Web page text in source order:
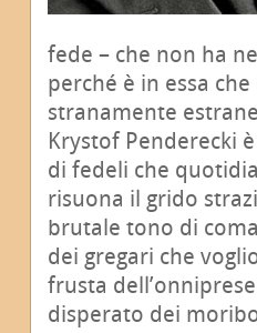
fede – che non ha
perché è in essa
stranamente
Krystof Penderecki
di fedeli che
risuona il grido
brutale tono di
dei gregari che
frusta
disperato dei